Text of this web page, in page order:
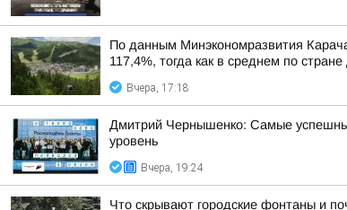
По данным Минэкономразвития
117,4%, тогда как в среднем по
Вчера, 17:18
Дмитрий Чернышенко: Самые
уровень
Вчера, 19:24
Что скрывают городские фонтаны и